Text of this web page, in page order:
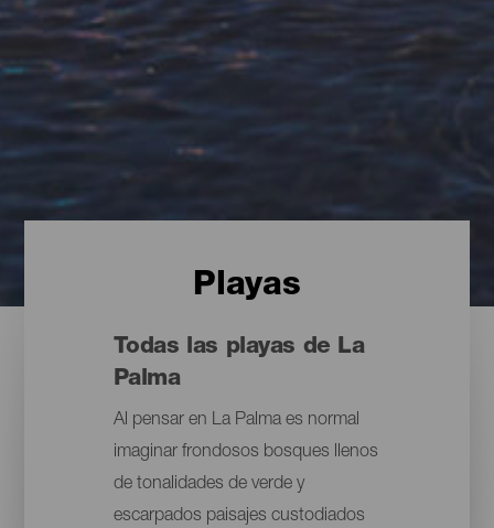
Playas
Todas las playas de La
Palma
Al pensar en La Palma es normal
imaginar frondosos bosques llenos
de tonalidades de verde y
escarpados paisajes custodiados